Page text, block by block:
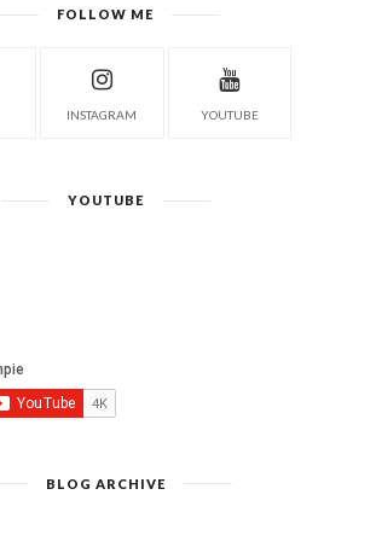
FOLLOW ME
INSTAGRAM YOUTUBE
YOUTUBE
BLOG ARCHIVE